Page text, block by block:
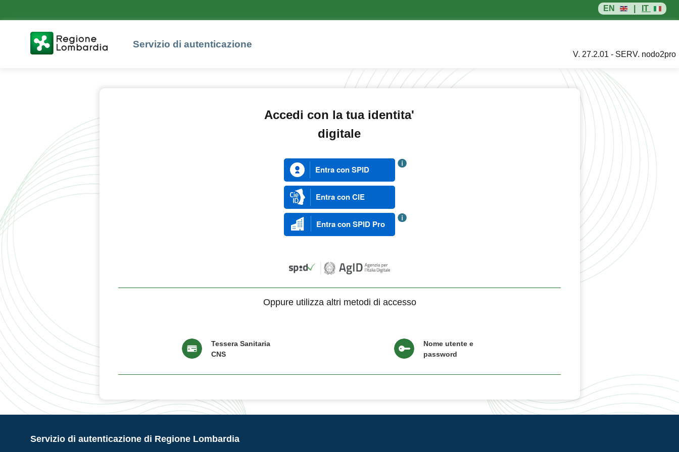
EN IT
Servizio di autenticazione
V. 27.2.01 - SERV. nodo2pro
Accedi con la tua identita'
digitale
Entra con SPID
Entra con CIE
Entra con SPID Pro
Oppure utilizza altri metodi di accesso
Tessera Sanitaria
CNS
Nome utente e
password
Servizio di autenticazione di Regione Lombardia